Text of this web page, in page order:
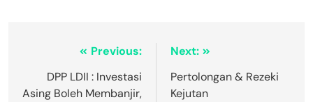
Previous:
DPP LDII : Investasi
Asing Boleh Membanjir,
Next:
Pertolongan & Rezeki
Kejutan